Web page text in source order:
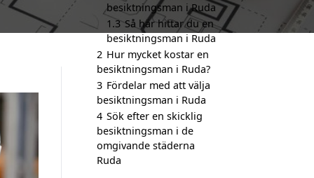
besiktningsman i Ruda
1.3 Så här hittar du en
besiktningsman i Ruda
2 Hur mycket kostar en
besiktningsman i Ruda?
3 Fördelar med att välja
besiktningsman i Ruda
4 Sök efter en skicklig
besiktningsman i de
omgivande städerna
Ruda